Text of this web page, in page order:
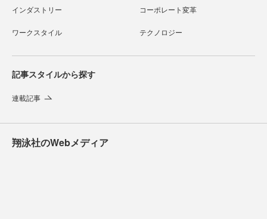
インダストリー コーポレート変革
ワークスタイル テクノロジー
記事スタイルから探す
連載記事
翔泳社のWebメディア